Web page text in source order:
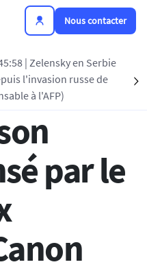
Nous contacter
| Zelensky en Serbie
l'invasion russe de
à l'AFP)
par le